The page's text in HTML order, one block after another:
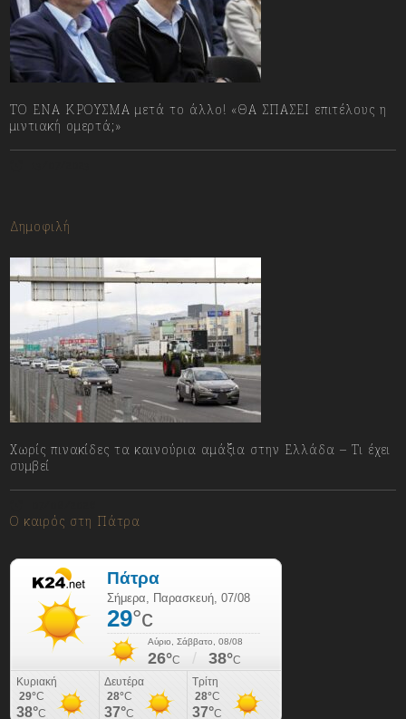
ΤΟ ΕΝΑ ΚΡΟΥΣΜΑ μετά το άλλο! «ΘΑ ΣΠΑΣΕΙ επιτέλους η
μιντιακή ομερτά;»
Δημοφιλή
Χωρίς πινακίδες τα καινούρια αμάξια στην Ελλάδα – Τι έχει
συμβεί
Ο καιρός στη Πάτρα